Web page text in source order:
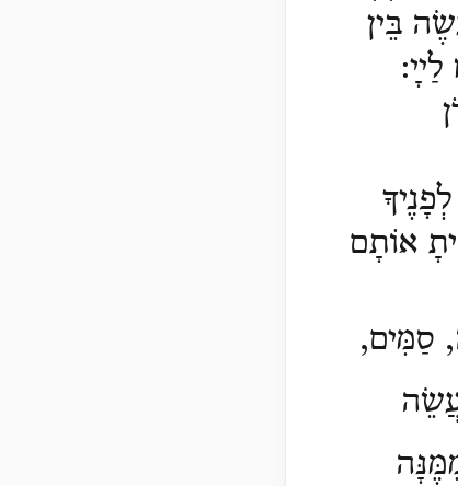
בֵּין
לַײָ:
אוֹתָם
סַמִּים,